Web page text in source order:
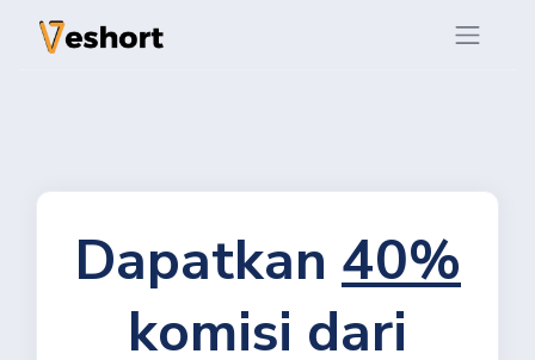
Dapatkan 40%
komisi dari